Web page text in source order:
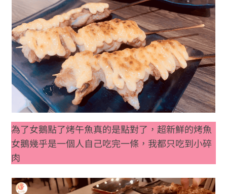
為了女鵝點了烤午魚真的是點對了，超新鮮的烤魚
女鵝幾乎是一個人自己吃完一條，我都只吃到小碎
肉